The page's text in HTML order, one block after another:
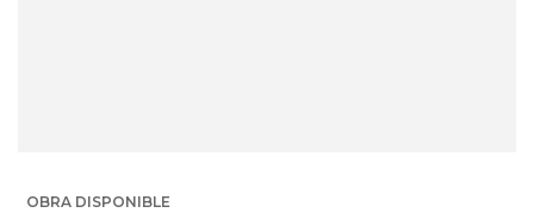
OBRA DISPONIBLE